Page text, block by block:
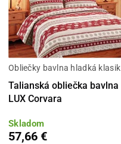
Obliečky bavlna hladká klasik
Talianská obliečka bavlna
LUX Corvara
Skladom
57,66 €